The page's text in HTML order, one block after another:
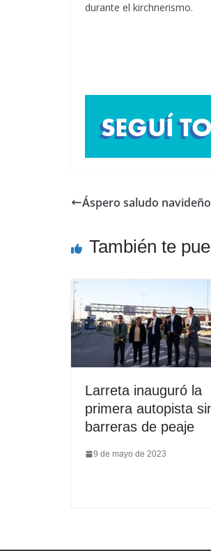
durante el kirchnerismo.
Áspero saludo
También te
Larreta inauguró la
primera autopista
barreras de peaje
9 de mayo de 2023